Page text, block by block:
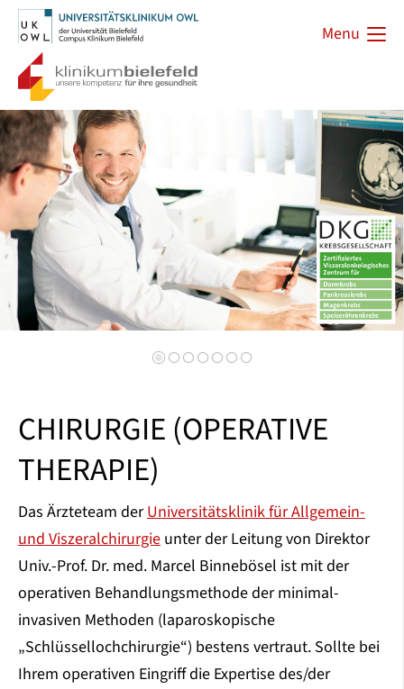
Menu
Zurück Vorwärts
CHIRURGIE (OPERATIVE
THERAPIE)
Das Ärzteteam derUniversitätsklinik für Allgemein-
und Viszeralchirurgie unter der Leitung von Direktor
Univ.-Prof. Dr. med. Marcel Binnebösel ist mit der
operativen Behandlungsmethode der minimal-
invasiven Methoden (laparoskopische
„Schlüssellochchirurgie“) bestens vertraut. Sollte bei
Ihrem operativen Eingriff die Expertise des/der